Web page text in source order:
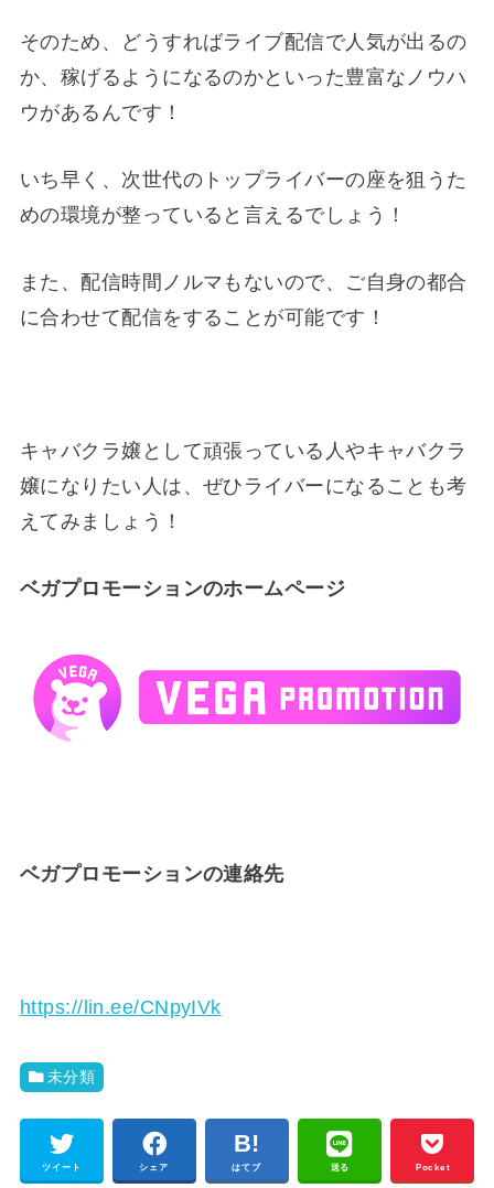
そのため、どうすればライブ配信で人気が出るの
か、稼げるようになるのかといった豊富なノウハ
ウがあるんです！
いち早く、次世代のトップライバーの座を狙うた
めの環境が整っていると言えるでしょう！
また、配信時間ノルマもないので、ご自身の都合
に合わせて配信をすることが可能です！
キャバクラ嬢として頑張っている人やキャバクラ
嬢になりたい人は、ぜひライバーになることも考
えてみましょう！
ベガプロモーションのホームページ
ベガプロモーションの連絡先
https://lin.ee/CNpyIVk
未分類
ツイート シェア はてブ 送る Pocket